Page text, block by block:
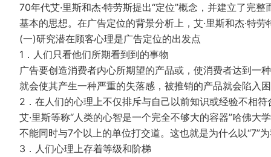
70年代艾·里斯和杰·特劳斯提出“定位”概念，并建立了完
基本的思想。在广告定位的背景分析上，艾·里斯和杰·特
(一)研究潜在顾客心理是广告定位的出发点
1．人们只看他们所期看到到的事物
广告要创造消费者内心所期望的产品或，使消费者达到一
就会使其产生一种严重的失落感，被推销的产品就会陷入
2．在人们的心理上不仅排斥与自己以前知识或经验不相
艾·里斯等称“人类的心智是一个完全不够大的容器”哈佛
不能同时与7个以上的单位打交道。这也就是为什么以“7”
3．人们心理上存着等级和阶梯